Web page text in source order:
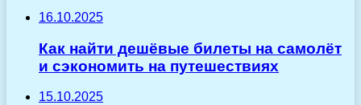
16.10.2025
Как найти дешёвые билеты на самолёт
и сэкономить на путешествиях
15.10.2025